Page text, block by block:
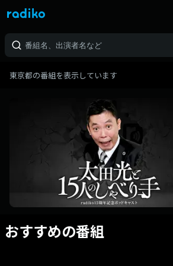
東京都の番組を表示しています
おすすめの番組